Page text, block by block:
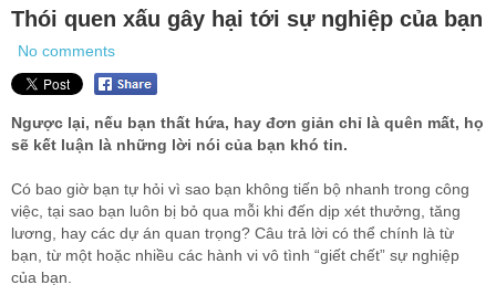
Thói quen xấu gây hại tới sự nghiệp của bạn
No comments
Ngược lại, nếu bạn thất hứa, hay đơn giản chỉ là quên mất, họ
sẽ kết luận là những lời nói của bạn khó tin.
Có bao giờ bạn tự hỏi vì sao bạn không tiến bộ nhanh trong công
việc, tại sao bạn luôn bị bỏ qua mỗi khi đến dịp xét thưởng, tăng
lương, hay các dự án quan trọng? Câu trả lời có thể chính là từ
bạn, từ một hoặc nhiều các hành vi vô tình “giết chết” sự nghiệp
của bạn.